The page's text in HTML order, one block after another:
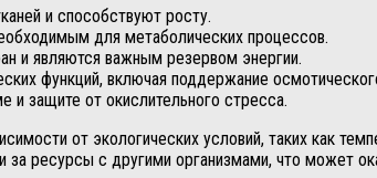
и способствуют росту.
для метаболических процессов.
и являются важным резервом энергии.
функций, включая поддержание
защите от окислительного стресса.
от экологических условий, таких как
за ресурсы с другими организмами, что может